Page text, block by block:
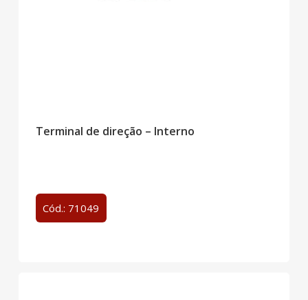
Terminal de direção – Interno
Cód.: 71049